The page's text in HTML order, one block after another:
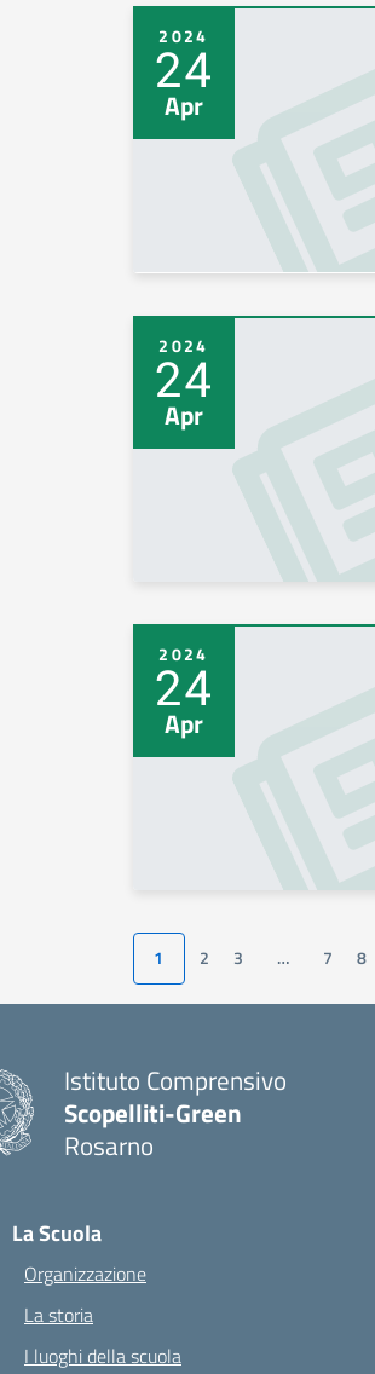
2024
24
Apr
2024
24
Apr
2024
24
Apr
1 2 3 … 7 8
Istituto Comprensivo
Scopelliti-Green
Rosarno
La Scuola
Organizzazione
La storia
I luoghi della scuola